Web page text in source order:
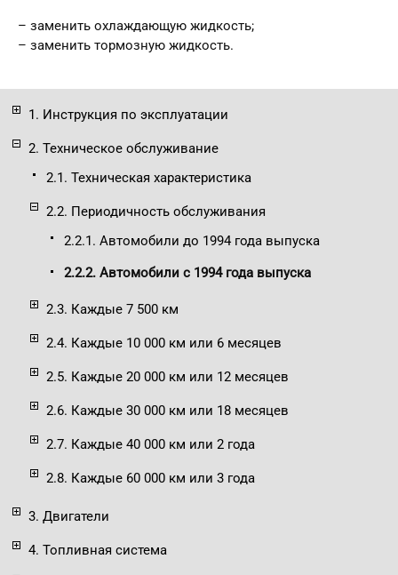
1. Инструкция по эксплуатации
2. Техническое обслуживание
2.1. Техническая характеристика
2.2. Периодичность обслуживания
2.2.1. Автомобили до 1994 года выпуска
2.2.2. Автомобили с 1994 года выпуска
2.3. Каждые 7 500 км
2.4. Каждые 10 000 км или 6 месяцев
2.5. Каждые 20 000 км или 12 месяцев
2.6. Каждые 30 000 км или 18 месяцев
2.7. Каждые 40 000 км или 2 года
2.8. Каждые 60 000 км или 3 года
3. Двигатели
4. Топливная система
– заменить охлаждающую жидкость;
– заменить тормозную жидкость.